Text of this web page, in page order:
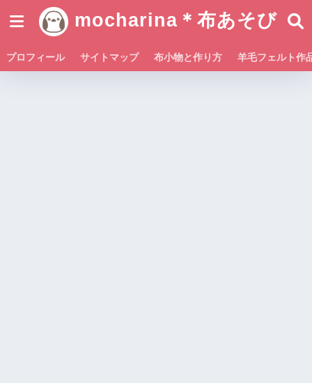
mocharina＊布あそび
プロフィール サイトマップ 布小物と作り方 羊毛フェルト作